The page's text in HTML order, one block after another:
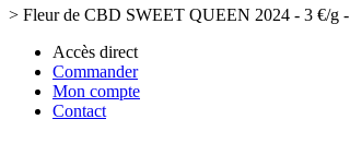
> Fleur de CBD SWEET QUEEN 2024 - 3 €/g -
Accès direct
Commander
Mon compte
Contact